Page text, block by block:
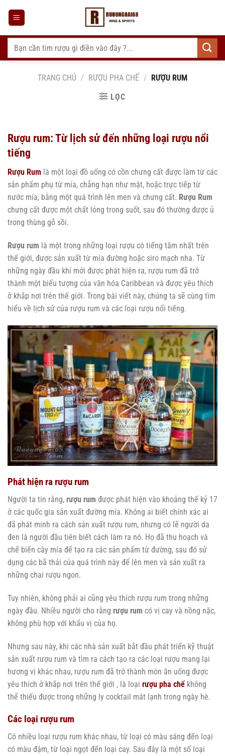
dung
Tìm
kiếm:
TRANG CHỦ / RƯỢU PHA CHẾ / RƯỢU RUM
LỌC
Rượu rum: Từ lịch sử đến những loại rượu nổi
tiếng
Rượu Rum là một loại đồ uống có cồn chưng cất được làm từ các
sản phẩm phụ từ mía, chẳng hạn như mật, hoặc trực tiếp từ
nước mía, bằng một quá trình lên men và chưng cất. Rượu Rum
chưng cất được một chất lỏng trong suốt, sau đó thường được ủ
trong thùng gỗ sồi.
Rượu rum là một trong những loại rượu có tiếng tăm nhất trên
thế giới, được sản xuất từ mía đường hoặc siro mạch nha. Từ
những ngày đầu khi mới được phát hiện ra, rượu rum đã trở
thành một biểu tượng của văn hóa Caribbean và được yêu thích
ở khắp nơi trên thế giới. Trong bài viết này, chúng ta sẽ cùng tìm
hiểu về lịch sử của rượu rum và các loại rượu nổi tiếng.
Phát hiện ra rượu rum
Người ta tin rằng, rượu rum được phát hiện vào khoảng thế kỷ 17
ở các quốc gia sản xuất đường mía. Không ai biết chính xác ai
đã phát minh ra cách sản xuất rượu rum, nhưng có lẽ người da
đen là người đầu tiên biết cách làm ra nó. Họ đã thu hoạch và
chế biến cây mía để tạo ra các sản phẩm từ đường, sau đó sử
dụng các bã thải của quá trình này để lên men và sản xuất ra
những chai rượu ngon.
Tuy nhiên, không phải ai cũng yêu thích rượu rum trong những
ngày đầu. Nhiều người cho rằng rượu rum có vị cay và nồng nặc,
không phù hợp với khẩu vị của họ.
Nhưng sau này, khi các nhà sản xuất bắt đầu phát triển kỹ thuật
sản xuất rượu rum và tìm ra cách tạo ra các loại rượu mang lại
hương vị khác nhau, rượu rum đã trở thành món ăn uống được
yêu thích ở khắp nơi trên thế giới , là loại rượu pha chếkhông
thể thiếu được trong những ly cocktail mát lạnh trong ngày hè.
Các loại rượu rum
Có nhiều loại rượu rum khác nhau, từ loại có màu sáng đến loại
có màu đậm, từ loại ngọt đến loại cay. Sau đây là một số loại